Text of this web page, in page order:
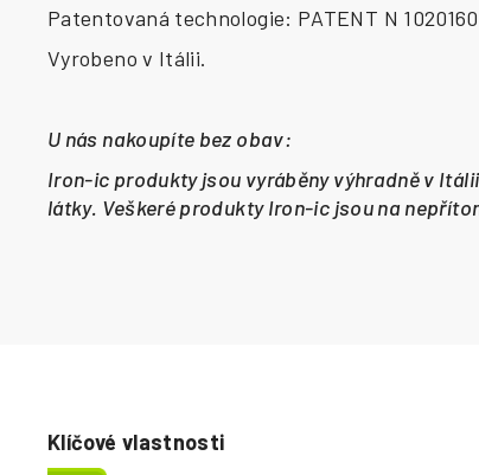
Patentovaná technologie: PATENT N
Vyrobeno v Itálii.
U nás nakoupíte bez obav:
Iron-ic produkty jsou vyráběny výhradně v
látky. Veškeré produkty Iron-ic jsou na
Klíčové vlastnosti